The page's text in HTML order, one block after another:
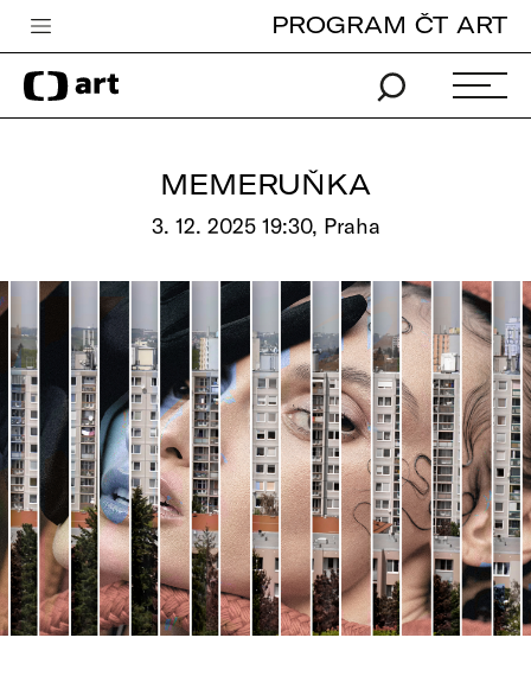
Česká televize
Zpravodajství
Pro děti
edu
Vše o ČT
PROGRAM ČT ART
MEMERUŇKA
3. 12. 2025 19:30, Praha